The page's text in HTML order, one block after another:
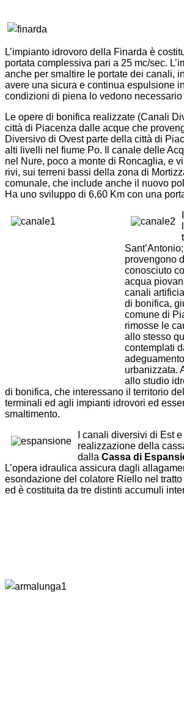
L’impianto idrovoro della Finarda è
portata complessiva pari a 25 mc/sec.
anche per smaltire le portate dei canali,
avere una sicura e continua espulsione
condizioni di piena lo vedono
Le opere di bonifica realizzate (Canali
città di Piacenza dalle acque che
Diversivo di Ovest parte della città di
alti livelli nel fiume Po. Il canale delle
nel Nure, poco a monte di Roncaglia, e
rivi, sui terreni bassi della zona di
comunale, che include anche il nuovo
Ha uno sviluppo di 6,60 Km con una
provengono
conosciuto
acqua
canali
di bonifica,
comune di
rimosse le
allo stesso
contemplati
urbanizzata.
allo studio
di bonifica, che interessano il territorio
terminali ed agli impianti idrovori ed
smaltimento.
I canali diversivi di Est
realizzazione della
dalla Cassa di
L’opera idraulica assicura dagli
esondazione del colatore Riello nel
ed è costituita da tre distinti accumuli